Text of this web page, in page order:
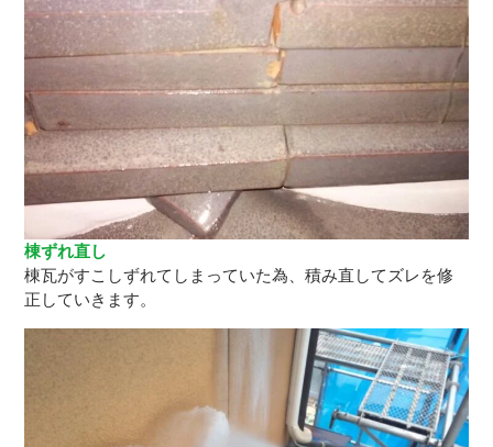
棟ずれ直し
棟瓦がすこしずれてしまっていた為、積み直してズレを修
正していきます。